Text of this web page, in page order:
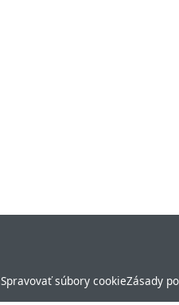
Spravovať súbory cookieZásady